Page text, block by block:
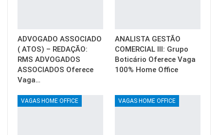
ADVOGADO ASSOCIADO
( ATOS) – REDAÇÃO:
RMS ADVOGADOS
ASSOCIADOS Oferece
Vaga…
ANALISTA GESTÃO
COMERCIAL III: Grupo
Boticário Oferece Vaga
100% Home Office
VAGAS HOME OFFICE VAGAS HOME OFFICE